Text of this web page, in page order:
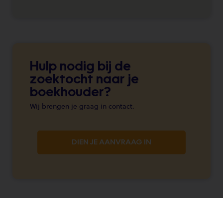
Hulp nodig bij de
zoektocht naar je
boekhouder?
Wij brengen je graag in contact.
DIEN JE AANVRAAG IN